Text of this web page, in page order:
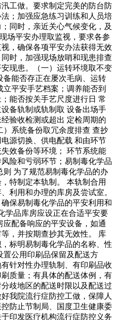
工做。要求制定完美的防台防
；加强应急练习训练和人员培
同时，亲近关心气候变化，及
场平安办理取监视，要求各参
，确保各项平安办法获得无效
时，加强现场放哨和现患排查
现患。（一）运转环境取不变
能否存正在屡次毛病、运转
平安手艺档案；调养能否到
能否按关手艺尺度进行日 常
备轨制或轨制取 设备出场手
验收检测或超出 定检周期的
系统备份取冗余度排查 查抄
源切换、供电配载 和由环节
效备份等环境； 环节系统能
险和亏弱环节；易制毒化学品
则 为了规范易制毒化学品的办
特制定本轨制。 本轨制合用
利用和办理的库房及尝试室。
保易制毒化学品的平安利用和
学品库房应设正在合适平安要
配备响应的平安设备，如通
，并按期查抄其无效性。 库
标明易制毒化学品的名称、性
置公用印刷品保留及配送方
针对性办理轨制、有印刷品收
质量；有具体的配送体例，有
歧地区的配送时限以及配送过
我院流行症防控工做，保障人
防止节制局、国度卫生健康委
印发医疗机构流行症防控义务